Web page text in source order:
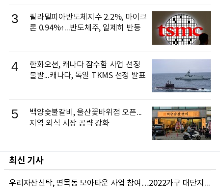
3
필라델피아반도체지수 2.2%, 마이크
론 0.94%↑...반도체주, 일제히 반등
4
한화오션, 캐나다 잠수함 사업 선정
불발...캐나다, 독일 TKMS 선정 발표
5
백양숯불갈비, 울산꽃바위점 오픈...
지역 외식 시장 공략 강화
최신 기사
우리자산신탁, 면목동 모아타운 사업 참여…2022가구 대단지 조성